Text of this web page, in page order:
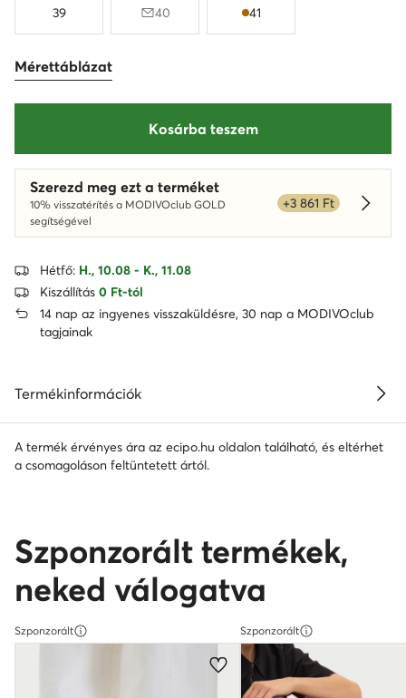
39 40 41
Mérettáblázat
Kosárba teszem
Szerezd meg ezt a terméket
10% visszatérítés a MODIVOclub GOLD
segítségével
+3 861 Ft
Hétfő: H., 10.08 - K., 11.08
Kiszállítás 0 Ft-tól
14 nap az ingyenes visszaküldésre, 30 nap a MODIVOclub
tagjainak
Termékinformációk
A termék érvényes ára az ecipo.hu oldalon található, és eltérhet
a csomagoláson feltüntetett ártól.
Szponzorált termékek,
neked válogatva
Szponzorált Szponzorált